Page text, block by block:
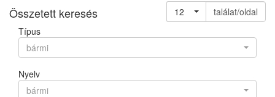
Összetett keresés 12
találat/oldal
Típus
bármi
Nyelv
bármi